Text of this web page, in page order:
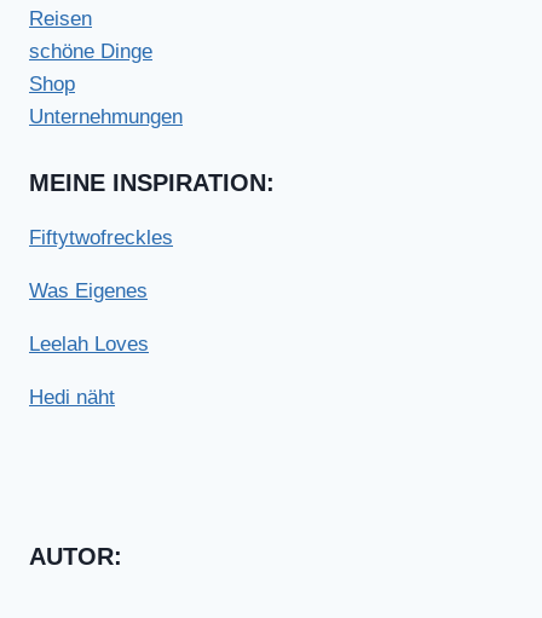
Reisen
schöne Dinge
Shop
Unternehmungen
MEINE INSPIRATION:
Fiftytwofreckles
Was Eigenes
Leelah Loves
Hedi näht
AUTOR: